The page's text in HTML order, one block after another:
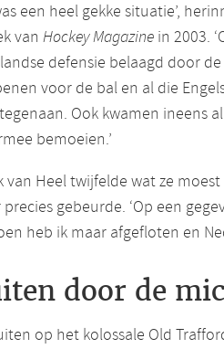
een heel gekke situatie’,
van Hockey Magazine in 2003.
defensie belaagd door
voor de bal en al die
Ook kwamen ineens
bemoeien.’
van Heel twijfelde wat ze
gebeurde. ‘Op een
heb ik maar afgefloten en
door de
op het kolossale Old